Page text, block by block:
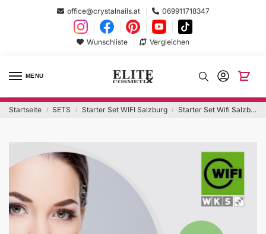
office@crystalnails.at 069911718347
Wunschliste Vergleichen
MENU
Startseite / SETS / Starter Set WIFI Salzburg / Starter Set Wifi Salzburg Modul 3